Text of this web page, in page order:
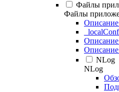
Файлы
Файлы
Описание
NLog
NLog